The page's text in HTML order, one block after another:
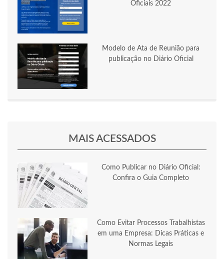
Oficiais 2022
Modelo de Ata de Reunião para
publicação no Diário Oficial
MAIS ACESSADOS
Como Publicar no Diário Oficial:
Confira o Guia Completo
Como Evitar Processos Trabalhistas
em uma Empresa: Dicas Práticas e
Normas Legais